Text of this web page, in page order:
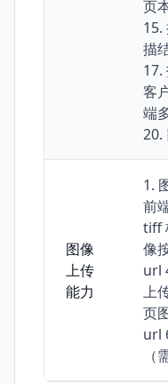
页
15.
描
17.
客
端
20.
图像
上传
能力
1.
前
tiff
像
url
上
页
url
（